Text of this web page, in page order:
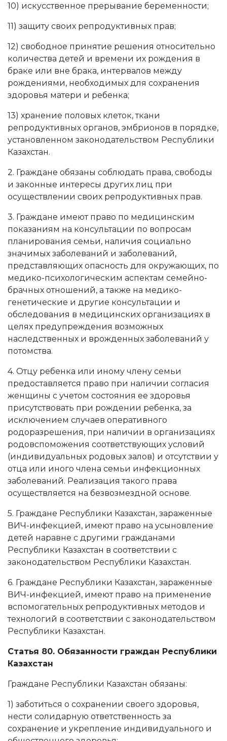
10) искусственное прерывание беременности;
11) защиту своих репродуктивных прав;
12) свободное принятие решения относительно
количества детей и времени их рождения в
браке или вне брака, интервалов между
рождениями, необходимых для сохранения
здоровья матери и ребенка;
13) хранение половых клеток, ткани
репродуктивных органов, эмбрионов в порядке,
установленном законодательством Республики
Казахстан.
2. Граждане обязаны соблюдать права, свободы
и законные интересы других лиц при
осуществлении своих репродуктивных прав.
3. Граждане имеют право по медицинским
показаниям на консультации по вопросам
планирования семьи, наличия социально
значимых заболеваний и заболеваний,
представляющих опасность для окружающих, по
медико-психологическим аспектам семейно-
брачных отношений, а также на медико-
генетические и другие консультации и
обследования в медицинских организациях в
целях предупреждения возможных
наследственных и врожденных заболеваний у
потомства.
4. Отцу ребенка или иному члену семьи
предоставляется право при наличии согласия
женщины с учетом состояния ее здоровья
присутствовать при рождении ребенка, за
исключением случаев оперативного
родоразрешения, при наличии в организациях
родовспоможения соответствующих условий
(индивидуальных родовых залов) и отсутствии у
отца или иного члена семьи инфекционных
заболеваний. Реализация такого права
осуществляется на безвозмездной основе.
5. Граждане Республики Казахстан, зараженные
ВИЧ-инфекцией, имеют право на усыновление
детей наравне с другими гражданами
Республики Казахстан в соответствии с
законодательством Республики Казахстан.
6. Граждане Республики Казахстан, зараженные
ВИЧ-инфекцией, имеют право на применение
вспомогательных репродуктивных методов и
технологий в соответствии с законодательством
Республики Казахстан.
Статья 80. Обязанности граждан Республики
Казахстан
Граждане Республики Казахстан обязаны:
1) заботиться о сохранении своего здоровья,
нести солидарную ответственность за
сохранение и укрепление индивидуального и